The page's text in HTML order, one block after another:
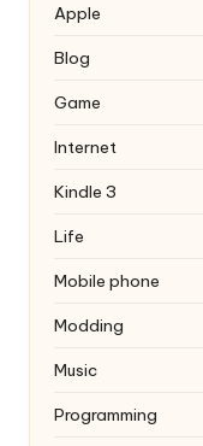
Apple
Blog
Game
Internet
Kindle 3
Life
Mobile phone
Modding
Music
Programming